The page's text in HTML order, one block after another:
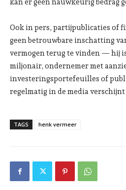
kan er geen nauwkeurig bedrag
Ook in pers, partijpublicaties of
geen betrouwbare inschatting
vermogen terug te vinden — hij
miljonair, ondernemer met
investeringsportefeuilles of
regelmatig in de media
TAGS henk vermeer